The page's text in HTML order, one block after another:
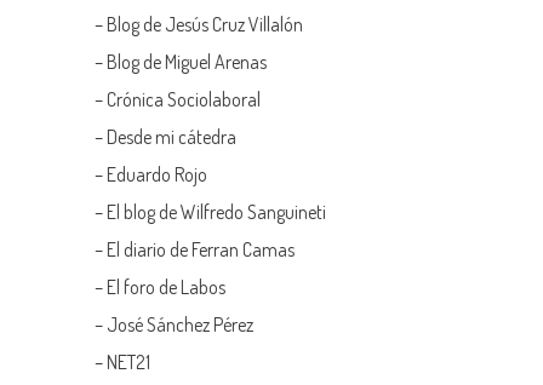
– Blog de Jesús Cruz Villalón
– Blog de Miguel Arenas
– Crónica Sociolaboral
– Desde mi cátedra
– Eduardo Rojo
– El blog de Wilfredo Sanguineti
– El diario de Ferran Camas
– El foro de Labos
– José Sánchez Pérez
– NET21